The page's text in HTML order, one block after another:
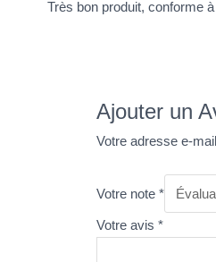
Très bon produit, conforme
Ajouter un
Votre adresse e-
Votre note*
Votre avis*